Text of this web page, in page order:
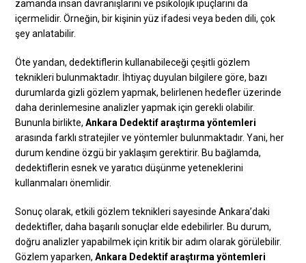
zamanda insan davranışlarını ve psikolojik ipuçlarını da
içermelidir. Örneğin, bir kişinin yüz ifadesi veya beden dili, çok
şey anlatabilir.
Öte yandan, dedektiflerin kullanabileceği çeşitli gözlem
teknikleri bulunmaktadır. İhtiyaç duyulan bilgilere göre, bazı
durumlarda gizli gözlem yapmak, belirlenen hedefler üzerinde
daha derinlemesine analizler yapmak için gerekli olabilir.
Bununla birlikte,Ankara Dedektif araştırma yöntemleri
arasında farklı stratejiler ve yöntemler bulunmaktadır. Yani, her
durum kendine özgü bir yaklaşım gerektirir. Bu bağlamda,
dedektiflerin esnek ve yaratıcı düşünme yeteneklerini
kullanmaları önemlidir.
Sonuç olarak, etkili gözlem teknikleri sayesinde Ankara’daki
dedektifler, daha başarılı sonuçlar elde edebilirler. Bu durum,
doğru analizler yapabilmek için kritik bir adım olarak görülebilir.
Gözlem yaparken,Ankara Dedektif araştırma yöntemleri